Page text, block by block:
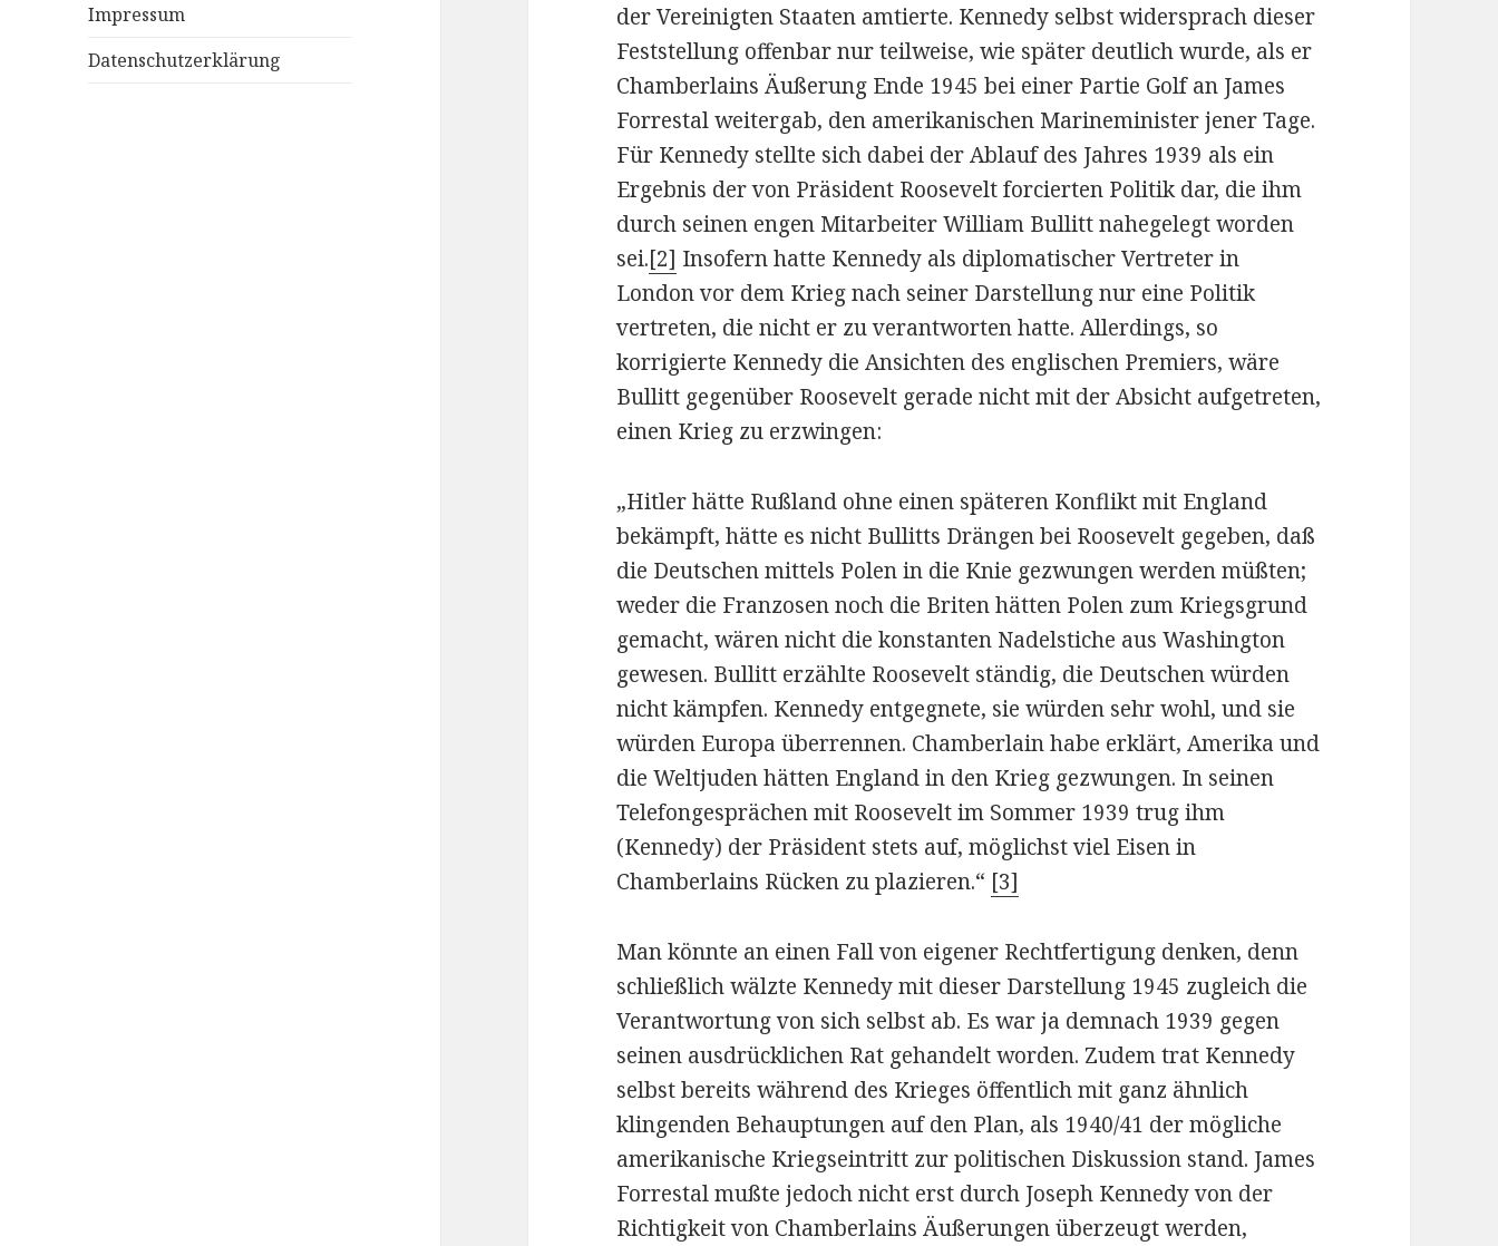
Impressum
Datenschutzerklärung
der Vereinigten Staaten amtierte. Kennedy selbst widersprach dieser
Feststellung offenbar nur teilweise, wie später deutlich wurde, als er
Chamberlains Äußerung Ende 1945 bei einer Partie Golf an James
Forrestal weitergab, den amerikanischen Marineminister jener Tage.
Für Kennedy stellte sich dabei der Ablauf des Jahres 1939 als ein
Ergebnis der von Präsident Roosevelt forcierten Politik dar, die ihm
durch seinen engen Mitarbeiter William Bullitt nahegelegt worden
sei.[2] Insofern hatte Kennedy als diplomatischer Vertreter in
London vor dem Krieg nach seiner Darstellung nur eine Politik
vertreten, die nicht er zu verantworten hatte. Allerdings, so
korrigierte Kennedy die Ansichten des englischen Premiers, wäre
Bullitt gegenüber Roosevelt gerade nicht mit der Absicht aufgetreten,
einen Krieg zu erzwingen:
„Hitler hätte Rußland ohne einen späteren Konflikt mit England
bekämpft, hätte es nicht Bullitts Drängen bei Roosevelt gegeben, daß
die Deutschen mittels Polen in die Knie gezwungen werden müßten;
weder die Franzosen noch die Briten hätten Polen zum Kriegsgrund
gemacht, wären nicht die konstanten Nadelstiche aus Washington
gewesen. Bullitt erzählte Roosevelt ständig, die Deutschen würden
nicht kämpfen. Kennedy entgegnete, sie würden sehr wohl, und sie
würden Europa überrennen. Chamberlain habe erklärt, Amerika und
die Weltjuden hätten England in den Krieg gezwungen. In seinen
Telefongesprächen mit Roosevelt im Sommer 1939 trug ihm
(Kennedy) der Präsident stets auf, möglichst viel Eisen in
Chamberlains Rücken zu plazieren.“ [3]
Man könnte an einen Fall von eigener Rechtfertigung denken, denn
schließlich wälzte Kennedy mit dieser Darstellung 1945 zugleich die
Verantwortung von sich selbst ab. Es war ja demnach 1939 gegen
seinen ausdrücklichen Rat gehandelt worden. Zudem trat Kennedy
selbst bereits während des Krieges öffentlich mit ganz ähnlich
klingenden Behauptungen auf den Plan, als 1940/41 der mögliche
amerikanische Kriegseintritt zur politischen Diskussion stand. James
Forrestal mußte jedoch nicht erst durch Joseph Kennedy von der
Richtigkeit von Chamberlains Äußerungen überzeugt werden,